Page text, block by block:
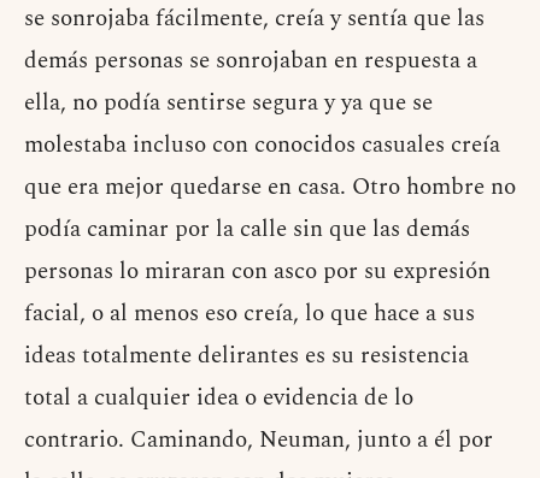
se sonrojaba fácilmente, creía y sentía que las
demás personas se sonrojaban en respuesta a
ella, no podía sentirse segura y ya que se
molestaba incluso con conocidos casuales creía
que era mejor quedarse en casa. Otro hombre no
podía caminar por la calle sin que las demás
personas lo miraran con asco por su expresión
facial, o al menos eso creía, lo que hace a sus
ideas totalmente delirantes es su resistencia
total a cualquier idea o evidencia de lo
contrario. Caminando, Neuman, junto a él por